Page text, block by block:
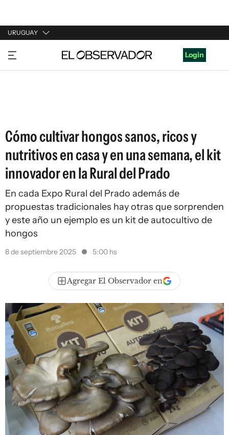
URUGUAY
URUGUAY
ARGENTINA
Login
Cómo cultivar hongos sanos, ricos y
nutritivos en casa y en una semana, el kit
innovador en la Rural del Prado
En cada Expo Rural del Prado además de
propuestas tradicionales hay otras que sorprenden
y este año un ejemplo es un kit de autocultivo de
hongos
8 de septiembre 2025 5:00 hs
Agregar El Observador en